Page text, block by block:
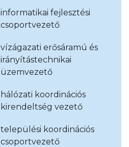
informatikai fejlesztési
csoportvezető
vízágazati erősáramú és
irányítástechnikai
üzemvezető
hálózati koordinációs
kirendeltség vezető
települési koordinációs
csoportvezető